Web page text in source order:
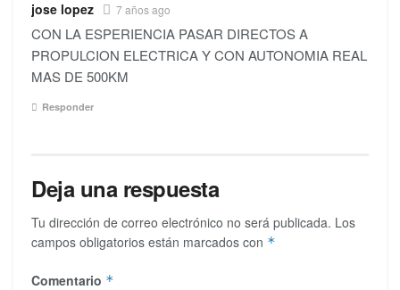
jose lopez 7 años ago
CON LA ESPERIENCIA PASAR DIRECTOS A
PROPULCION ELECTRICA Y CON AUTONOMIA REAL
MAS DE 500KM
Responder
Deja una respuesta
Tu dirección de correo electrónico no será publicada. Los
campos obligatorios están marcados con *
Comentario *